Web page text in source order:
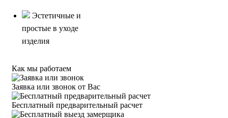
Эстетичные и
простые в уходе
изделия
Как мы работаем
Заявка или звонок от Вас
Бесплатный предварительный расчет